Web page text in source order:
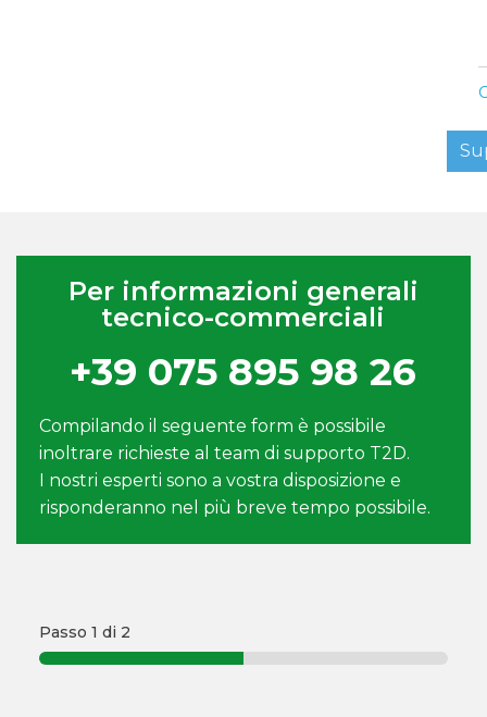
Per informazioni generali
tecnico-commerciali
+39 075 895 98 26
Compilando il seguente form è possibile
inoltrare richieste al team di supporto T2D.
I nostri esperti sono a vostra disposizione e
risponderanno nel più breve tempo possibile.
Passo 1 di 2